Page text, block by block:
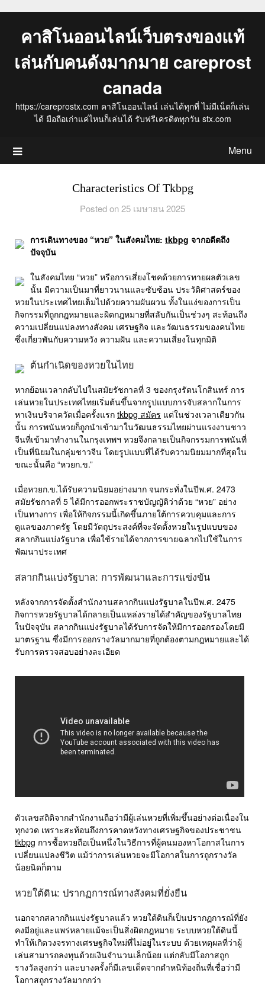
contentคาสิโนออนไลน์เว็บตรงของแท้
เล่นกับคนดังมากมาย careprost
canada
https://careprostx.com คาสิโนออนไลน์ เล่นได้ทุกที่ ไม่มีเน็ตก็เล่น
ได้ มือถือเก่าแค่ไหนก็เล่นได้ รับฟรีเครดิตทุกวัน stx.com
Menu
Characteristics Of Tkbpg
Posted on 25 เมษายน 2025
การเดินทางของ “หวย” ในสังคมไทย: tkbpg จากอดีตถึง
ปัจจุบัน
ในสังคมไทย “หวย” หรือการเสี่ยงโชคด้วยการทายผลตัวเลข
นั้น มีความเป็นมาที่ยาวนานและซับซ้อน ประวัติศาสตร์ของ
หวยในประเทศไทยเต็มไปด้วยความผันผวน ทั้งในแง่ของการเป็น
กิจกรรมที่ถูกกฎหมายและผิดกฎหมายที่สลับกันเป็นช่วงๆ สะท้อนถึง
ความเปลี่ยนแปลงทางสังคม เศรษฐกิจ และวัฒนธรรมของคนไทย
ซึ่งเกี่ยวพันกับความหวัง ความฝัน และความเสี่ยงในทุกมิติ
ต้นกำเนิดของหวยในไทย
หากย้อนเวลากลับไปในสมัยรัชกาลที่ 3 ของกรุงรัตนโกสินทร์ การ
เล่นหวยในประเทศไทยเริ่มต้นขึ้นจากรูปแบบการจับสลากในการ
หาเงินบริจาควัดเมื่อครั้งแรก tkbpg สมัคร แต่ในช่วงเวลาเดียวกัน
นั้น การพนันหวยก็ถูกนำเข้ามาในวัฒนธรรมไทยผ่านแรงงานชาว
จีนที่เข้ามาทำงานในกรุงเทพฯ หวยจึงกลายเป็นกิจกรรมการพนันที่
เป็นที่นิยมในกลุ่มชาวจีน โดยรูปแบบที่ได้รับความนิยมมากที่สุดใน
ขณะนั้นคือ “หวยก.ข.”
เมื่อหวยก.ข.ได้รับความนิยมอย่างมาก จนกระทั่งในปีพ.ศ. 2473
สมัยรัชกาลที่ 5 ได้มีการออกพระราชบัญญัติว่าด้วย “หวย” อย่าง
เป็นทางการ เพื่อให้กิจกรรมนี้เกิดขึ้นภายใต้การควบคุมและการ
ดูแลของภาครัฐ โดยมีวัตถุประสงค์ที่จะจัดตั้งหวยในรูปแบบของ
สลากกินแบ่งรัฐบาล เพื่อใช้รายได้จากการขายฉลากไปใช้ในการ
พัฒนาประเทศ
สลากกินแบ่งรัฐบาล: การพัฒนาและการแข่งขัน
หลังจากการจัดตั้งสำนักงานสลากกินแบ่งรัฐบาลในปีพ.ศ. 2475
กิจการหวยรัฐบาลได้กลายเป็นแหล่งรายได้สำคัญของรัฐบาลไทย
ในปัจจุบัน สลากกินแบ่งรัฐบาลได้รับการจัดให้มีการออกรองโดยมี
มาตรฐาน ซึ่งมีการออกรางวัลมากมายที่ถูกต้องตามกฎหมายและได้
รับการตรวจสอบอย่างละเอียด
ตัวเลขสถิติจากสำนักงานถือว่ามีผู้เล่นหวยที่เพิ่มขึ้นอย่างต่อเนื่องใน
ทุกงวด เพราะสะท้อนถึงการคาดหวังทางเศรษฐกิจของประชาชน
tkbpg การซื้อหวยถือเป็นหนึ่งในวิธีการที่ผู้คนมองหาโอกาสในการ
เปลี่ยนแปลงชีวิต แม้ว่าการเล่นหวยจะมีโอกาสในการถูกรางวัล
น้อยนิดก็ตาม
หวยใต้ดิน: ปรากฏการณ์ทางสังคมที่ยั่งยืน
นอกจากสลากกินแบ่งรัฐบาลแล้ว หวยใต้ดินก็เป็นปรากฏการณ์ที่ยัง
คงมีอยู่และแพร่หลายแม้จะเป็นสิ่งผิดกฎหมาย ระบบหวยใต้ดินนี้
ทำให้เกิดวงจรทางเศรษฐกิจใหม่ที่ไม่อยู่ในระบบ ด้วยเหตุผลที่ว่าผู้
เล่นสามารถลงทุนด้วยเงินจำนวนเล็กน้อย แต่กลับมีโอกาสถูก
รางวัลสูงกว่า และบางครั้งก็มีเลขเด็ดจากตำหนิท้องถิ่นที่เชื่อว่ามี
โอกาสถูกรางวัลมากกว่า